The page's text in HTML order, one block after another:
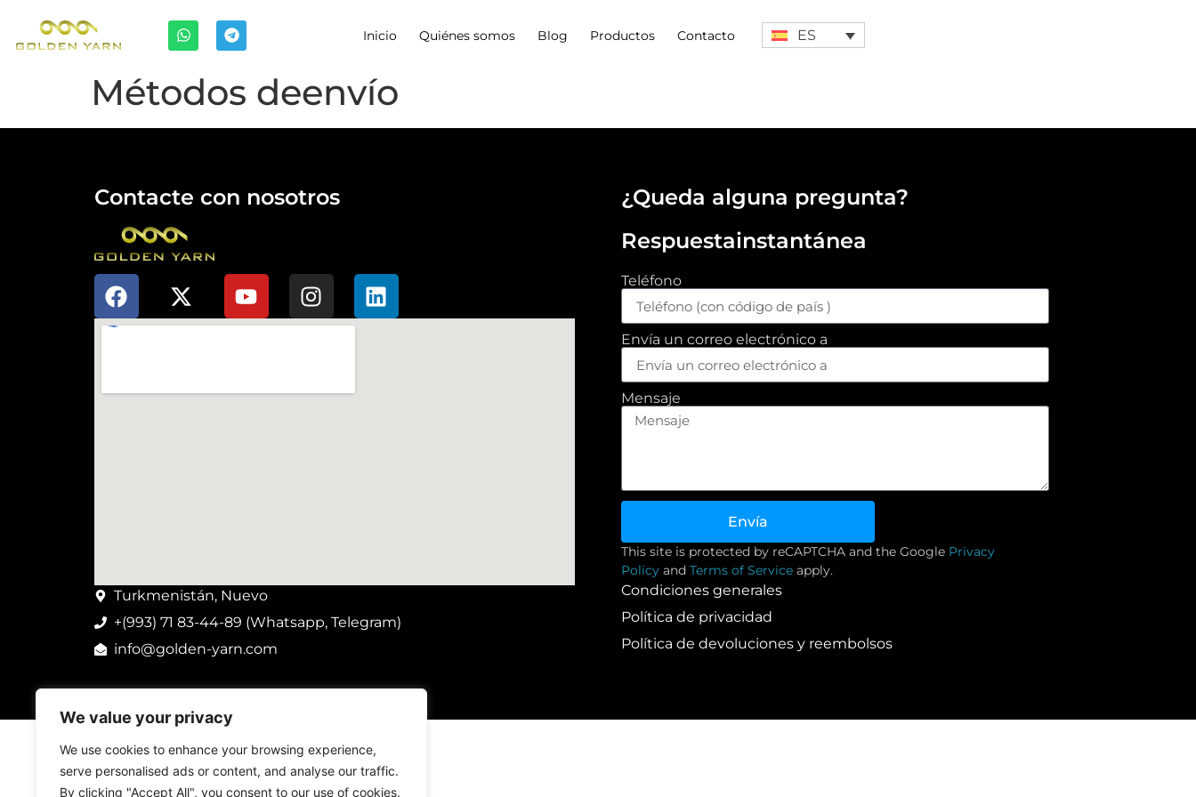
We value your privacy
We use cookies to enhance your browsing experience,
serve personalised ads or content, and analyse our traffic.
By clicking "Accept All", you consent to our use of cookies.
Inicio Quiénes somos Blog Productos Contacto ES
Métodos deenvío
Contacte con nosotros
Turkmenistán, Nuevo
+(993) 71 83-44-89 (Whatsapp, Telegram)
info@golden-yarn.com
¿Queda alguna pregunta?
Respuestainstantánea
Teléfono
Envía un correo electrónico a
Mensaje
Envía
This site is protected by reCAPTCHA and the Google Privacy
Policy andTerms of Service apply.
Condiciones generales
Política de privacidad
Política de devoluciones y reembolsos